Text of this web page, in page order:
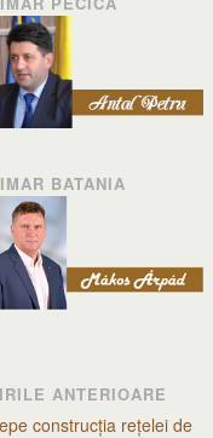
BATANIA
ANTERIOARE
construcția rețelei de